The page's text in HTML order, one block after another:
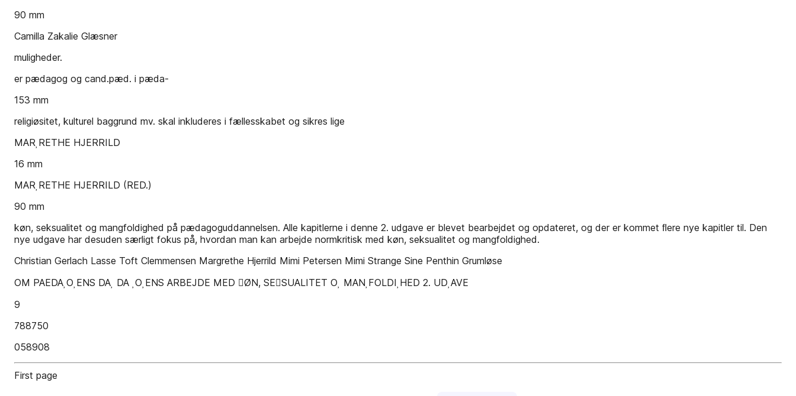
90 mm
Camilla Zakalie Glæsner
muligheder.
er pædagog og cand.pæd. i pæda-
153 mm
religiøsitet, kulturel baggrund mv. skal inkluderes i fællesskabet og sikres lige
MARRETHE HJERRILD
16 mm
MARRETHE HJERRILD (RED.)
90 mm
køn, seksualitet og mangfoldighed på pædagoguddannelsen. Alle kapitlerne i denne 2. udgave er blevet bearbejdet og opdateret, og der er kommet ﬂere nye kapitler til. Den
nye udgave har desuden særligt fokus på, hvordan man kan arbejde normkritisk med køn, seksualitet og mangfoldighed.
Christian Gerlach Lasse Toft Clemmensen Margrethe Hjerrild Mimi Petersen Mimi Strange Sine Penthin Grumløse
OM PAEDAOENS DA DA OENS ARBEJDE MED ØN, SESUALITET O MANFOLDIHED 2. UDAVE
9
788750
058908
First page